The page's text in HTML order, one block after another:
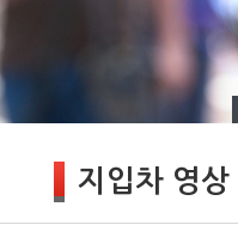
지입차 영상